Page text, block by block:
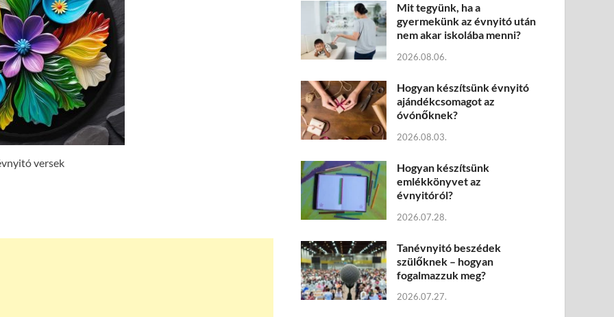
versek
Mit tegyünk, ha a
gyermekünk az évnyitó után
nem akar iskolába menni?
2026.08.06.
Hogyan készítsünk évnyitó
ajándékcsomagot az
óvónőknek?
2026.08.03.
Hogyan készítsünk
emlékkönyvet az
évnyitóról?
2026.07.28.
Tanévnyitó beszédek
szülőknek – hogyan
fogalmazzuk meg?
2026.07.27.